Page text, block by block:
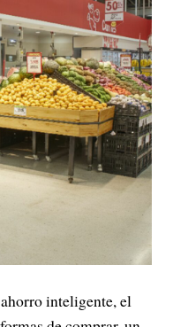
inteligente, el